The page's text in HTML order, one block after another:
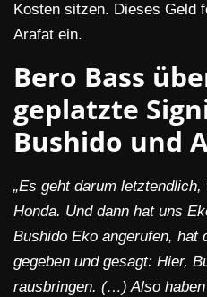
Kosten sitzen. Dieses Geld
Arafat ein.
Bero Bass
geplatzte
Bushido und
„Es geht darum
Honda. Und dann hat uns
Bushido Eko angerufen, hat
gegeben und gesagt: Hier,
rausbringen. (…) Also